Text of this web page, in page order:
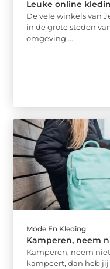
Leuke online
De vele winkels van
in de grote steden
omgeving ...
Mode En Kleding
Kamperen, neem
Kamperen, neem
kampeert, dan heb